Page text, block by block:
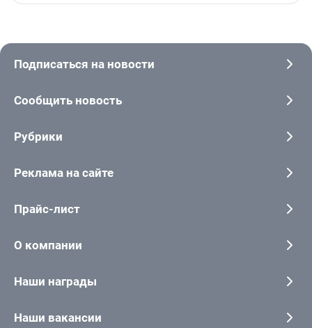
Подписаться на новости
Сообщить новость
Рубрики
Реклама на сайте
Прайс-лист
О компании
Наши награды
Наши вакансии